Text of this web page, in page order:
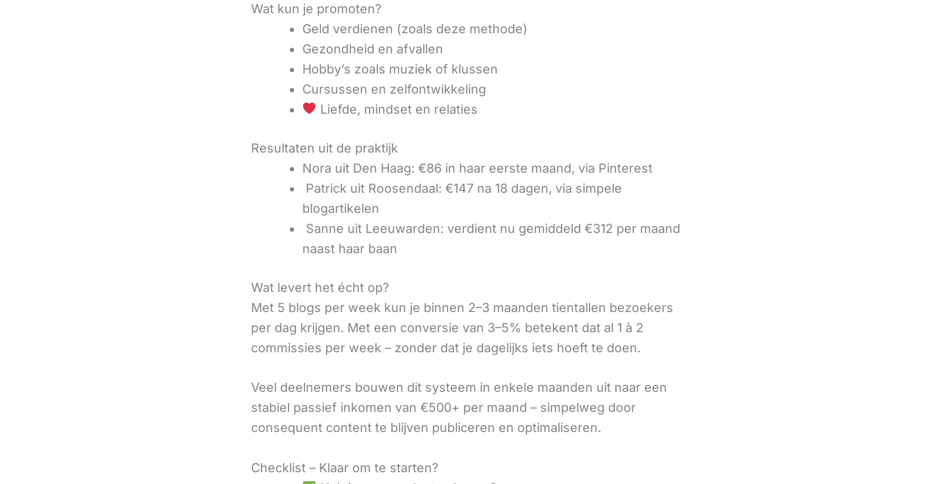
Wat kun je promoten?
Geld verdienen (zoals deze methode)
Gezondheid en afvallen
Hobby’s zoals muziek of klussen
Cursussen en zelfontwikkeling
Liefde, mindset en relaties
Resultaten uit de praktijk
Nora uit Den Haag: €86 in haar eerste maand, via Pinterest
‍ Patrick uit Roosendaal: €147 na 18 dagen, via simpele
blogartikelen
‍ Sanne uit Leeuwarden: verdient nu gemiddeld €312 per maand
naast haar baan
Wat levert het écht op?
Met 5 blogs per week kun je binnen 2–3 maanden tientallen bezoekers
per dag krijgen. Met een conversie van 3–5% betekent dat al 1 à 2
commissies per week – zonder dat je dagelijks iets hoeft te doen.
Veel deelnemers bouwen dit systeem in enkele maanden uit naar een
stabiel passief inkomen van €500+ per maand – simpelweg door
consequent content te blijven publiceren en optimaliseren.
Checklist – Klaar om te starten?